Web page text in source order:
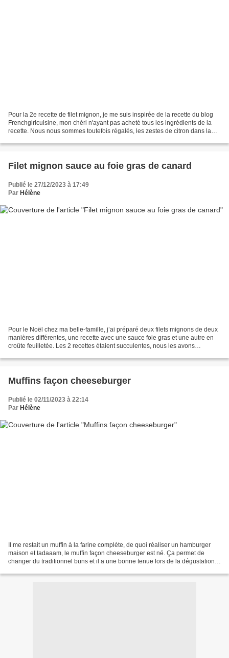
Pour la 2e recette de filet mignon, je me suis inspirée de la recette du blog
Frenchgirlcuisine, mon chéri n'ayant pas acheté tous les ingrédients de la
recette. Nous nous sommes toutefois régalés, les zestes de citron dans la
Filet mignon sauce au foie gras de canard
Publié le 27/12/2023 à 17:49
Par Hélène
Pour le Noël chez ma belle-famille, j’ai préparé deux filets mignons de deux
manières différentes, une recette avec une sauce foie gras et une autre en
croûte feuilletée. Les 2 recettes étaient succulentes, nous les avons
Muffins façon cheeseburger
Publié le 02/11/2023 à 22:14
Par Hélène
Il me restait un muffin à la farine complète, de quoi réaliser un hamburger
maison et tadaaam, le muffin façon cheeseburger est né. Ça permet de
changer du traditionnel buns et il a une bonne tenue lors de la dégustation.